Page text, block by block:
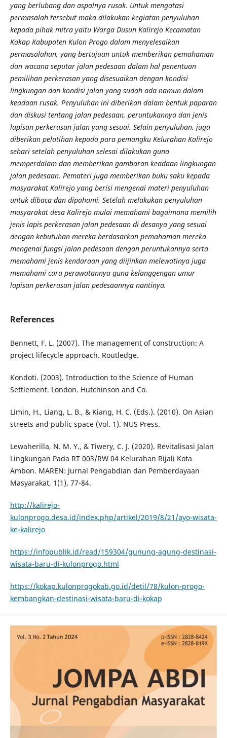
yang berlubang dan aspalnya rusak. Untuk mengatasi
permasalah tersebut maka dilakukan kegiatan penyuluhan
kepada pihak mitra yaitu Warga Dusun Kalirejo Kecamatan
Kokap Kabupaten Kulon Progo dalam menyelesaikan
permasalahan, yang bertujuan untuk memberikan pemahaman
dan wacana seputar jalan pedesaan dalam hal penentuan
pemilihan perkerasan yang disesuaikan dengan kondisi
lingkungan dan kondisi jalan yang sudah ada namun dalam
keadaan rusak. Penyuluhan ini diberikan dalam bentuk paparan
dan diskusi tentang jalan pedesaan, peruntukannya dan jenis
lapisan perkerasan jalan yang sesuai. Selain penyuluhan, juga
diberikan pelatihan kepada para pemangku Kelurahan Kalirejo
sehari setelah penyuluhan selesai dilakukan guna
memperdalam dan memberikan gambaran keadaan lingkungan
jalan pedesaan. Pemateri juga memberikan buku saku kepada
masyarakat Kalirejo yang berisi mengenai materi penyuluhan
untuk dibaca dan dipahami. Setelah melakukan penyuluhan
masyarakat desa Kalirejo mulai memahami bagaimana memilih
jenis lapis perkerasan jalan pedesaan di desanya yang sesuai
dengan kebutuhan mereka berdasarkan pemahaman mereka
mengenai fungsi jalan pedesaan dengan peruntukannya serta
memahami jenis kendaraan yang diijinkan melewatinya juga
memahami cara perawatannya guna kelanggengan umur
lapisan perkerasan jalan pedesaannya nantinya.
References
Bennett, F. L. (2007). The management of construction: A
project lifecycle approach. Routledge.
Kondoti. (2003). Introduction to the Science of Human
Settlement. London. Hutchinson and Co.
Limin, H., Liang, L. B., & Kiang, H. C. (Eds.). (2010). On Asian
streets and public space (Vol. 1). NUS Press.
Lewaherilla, N. M. Y., & Tiwery, C. J. (2020). Revitalisasi Jalan
Lingkungan Pada RT 003/RW 04 Kelurahan Rijali Kota
Ambon. MAREN: Jurnal Pengabdian dan Pemberdayaan
Masyarakat, 1(1), 77-84.
http://kalirejo-
kulonprogo.desa.id/index.php/artikel/2019/8/21/ayo-wisata-
ke-kalirejo
https://infopublik.id/read/159304/gunung-agung-destinasi-
wisata-baru-di-kulonprogo.html
https://kokap.kulonprogokab.go.id/detil/78/kulon-progo-
kembangkan-destinasi-wisata-baru-di-kokap